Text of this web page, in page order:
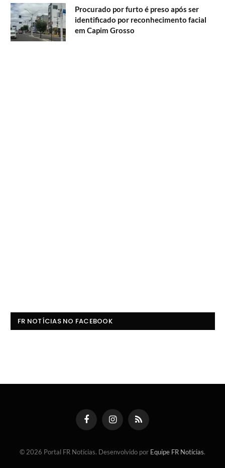
Procurado por furto é preso após ser
identificado por reconhecimento facial
em Capim Grosso
FR NOTÍCIAS NO FACEBOOK
FacebookInstagramRSS
© 2026 Portal FR Notícias. Desenvolvido por Equipe FR Notícias.